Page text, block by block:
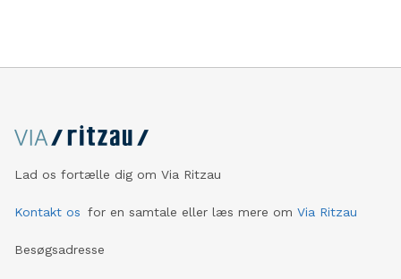
Lad os fortælle dig om Via Ritzau
Kontakt os for en samtale eller læs mere om Via Ritzau
Besøgsadresse